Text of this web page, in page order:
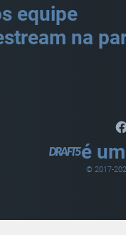
equipe
na
é
© 2017-